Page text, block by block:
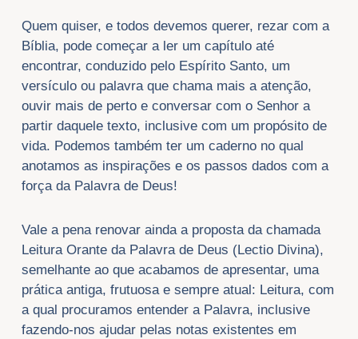
Quem quiser, e todos devemos querer, rezar com a
Bíblia, pode começar a ler um capítulo até
encontrar, conduzido pelo Espírito Santo, um
versículo ou palavra que chama mais a atenção,
ouvir mais de perto e conversar com o Senhor a
partir daquele texto, inclusive com um propósito de
vida. Podemos também ter um caderno no qual
anotamos as inspirações e os passos dados com a
força da Palavra de Deus!
Vale a pena renovar ainda a proposta da chamada
Leitura Orante da Palavra de Deus (Lectio Divina),
semelhante ao que acabamos de apresentar, uma
prática antiga, frutuosa e sempre atual: Leitura, com
a qual procuramos entender a Palavra, inclusive
fazendo-nos ajudar pelas notas existentes em